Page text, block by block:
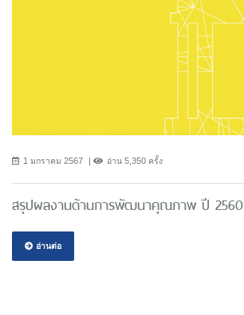
1 มกราคม 2567 อ่าน 5,350 ครั้ง
สรุปผลงานด้านการพัฒนาคุณภาพ ปี 2560
อ่านต่อ